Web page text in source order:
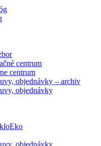
centrum
centrum
objednávky – archiv
objednávky
objednávky